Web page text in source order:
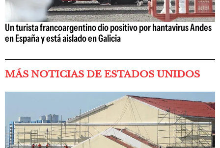
Un turista francoargentino dio positivo por hantavirus Andes
en España y está aislado en Galicia
MÁS NOTICIAS DE ESTADOS UNIDOS